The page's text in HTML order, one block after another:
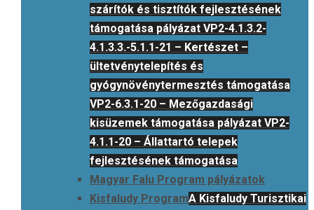
szárítók és tisztítók fejlesztésének
támogatása pályázat VP2-4.1.3.2-
4.1.3.3.-5.1.1-21 – Kertészet –
ültetvénytelepítés és
gyógynövénytermesztés támogatása
VP2-6.3.1-20 – Mezőgazdasági
kisüzemek támogatása pályázat VP2-
4.1.1-20 – Állattartó telepek
fejlesztésének támogatása
Magyar Falu Program pályázatok
Kisfaludy ProgramA Kisfaludy Turisztikai